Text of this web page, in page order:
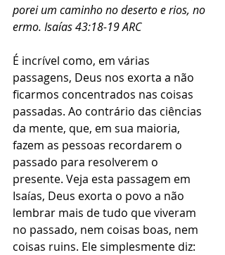
porei um caminho no deserto e rios, no
ermo. Isaías 43:18-19 ARC
É incrível como, em várias
passagens, Deus nos exorta a não
ficarmos concentrados nas coisas
passadas. Ao contrário das ciências
da mente, que, em sua maioria,
fazem as pessoas recordarem o
passado para resolverem o
presente. Veja esta passagem em
Isaías, Deus exorta o povo a não
lembrar mais de tudo que viveram
no passado, nem coisas boas, nem
coisas ruins. Ele simplesmente diz: